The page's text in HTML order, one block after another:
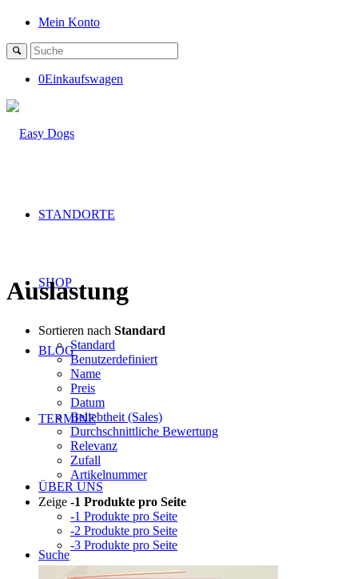
Mein Konto
0Einkaufswagen
STANDORTE
SHOP
BLOG
TERMINE
ÜBER UNS
Suche
Auslastung
Sortieren nach Standard
Standard
Benutzerdefiniert
Name
Preis
Datum
Beliebtheit (Sales)
Durchschnittliche Bewertung
Relevanz
Zufall
Artikelnummer
Zeige -1 Produkte pro Seite
-1 Produkte pro Seite
-2 Produkte pro Seite
-3 Produkte pro Seite